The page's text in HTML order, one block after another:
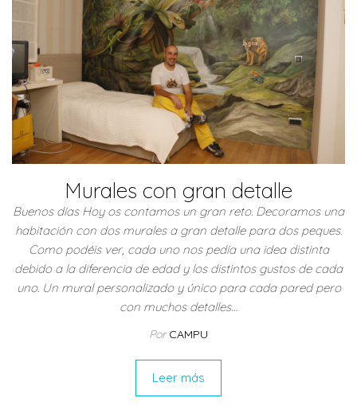
Murales con gran detalle
Buenos días Hoy os contamos un gran reto. Decoramos una
habitación con dos murales a gran detalle para dos peques.
Como podéis ver, cada uno nos pedía una idea distinta
debido a la diferencia de edad y los distintos gustos de cada
uno. Un mural personalizado y único para cada pared pero
con muchos detalles…
Por CAMPU
Leer más